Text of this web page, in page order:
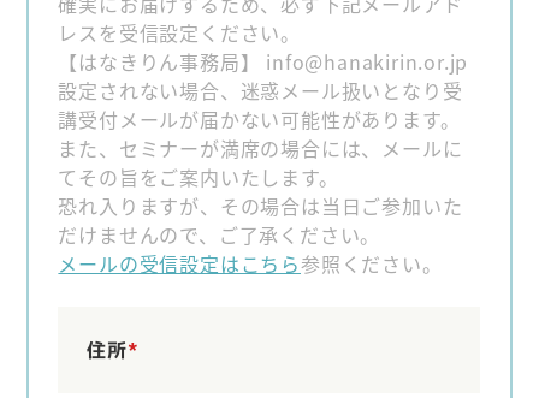
レスを受信設定ください。
【はなきりん事務局】 info@hanakirin.or.jp
設定されない場合、迷惑メール扱いとなり受
講受付メールが届かない可能性があります。
また、セミナーが満席の場合には、メールに
てその旨をご案内いたします。
恐れ入りますが、その場合は当日ご参加いた
だけませんので、ご了承ください。
メールの受信設定はこちら参照ください。
住所*